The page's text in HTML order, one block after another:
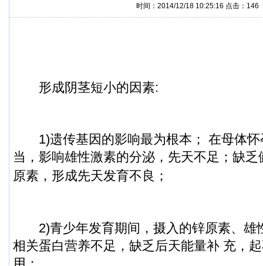
时间：2014/12/18 10:25:16 点击： 146
形成阴茎短小的因素:
1)遗传基因的影响最为根本； 在母体怀
当，影响雄性激素的分泌，先天不足；缺
原素，形成先天发育不良；
2)青少年发育期间，摄入的锌原素、雄
相关蛋白营养不足，缺乏后天能量补 充，